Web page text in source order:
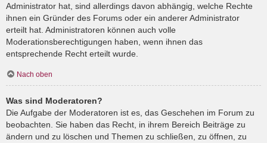
Administrator hat, sind allerdings davon abhängig, welche Rechte
ihnen ein Gründer des Forums oder ein anderer Administrator
erteilt hat. Administratoren können auch volle
Moderationsberechtigungen haben, wenn ihnen das
entsprechende Recht erteilt wurde.
Nach oben
Was sind Moderatoren?
Die Aufgabe der Moderatoren ist es, das Geschehen im Forum zu
beobachten. Sie haben das Recht, in ihrem Bereich Beiträge zu
ändern und zu löschen und Themen zu schließen, zu öffnen, zu